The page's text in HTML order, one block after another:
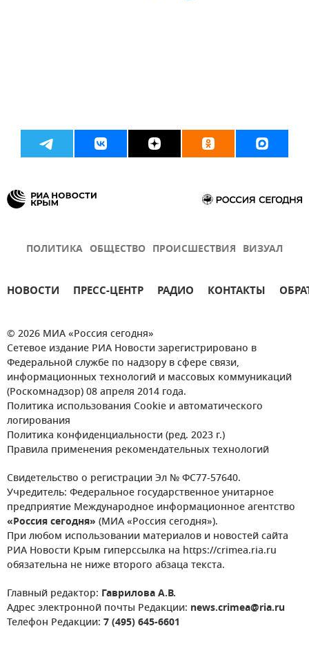
ПОЛИТИКА ОБЩЕСТВО ПРОИСШЕСТВИЯ ВИЗУАЛ
НОВОСТИ ПРЕСС-ЦЕНТР РАДИО КОНТАКТЫ
© 2026 МИА «Россия сегодня»
Сетевое издание РИА Новости зарегистрировано в
Федеральной службе по надзору в сфере связи,
информационных технологий и массовых коммуникаций
(Роскомнадзор) 08 апреля 2014 года.
Политика использования Cookie и автоматического
логирования
Политика конфиденциальности (ред. 2023 г.)
Правила применения рекомендательных технологий
Свидетельство о регистрации Эл № ФС77-57640.
Учредитель: Федеральное государственное унитарное
предприятие Международное информационное агентство
«Россия сегодня» (МИА «Россия сегодня»).
При любом использовании материалов и новостей сайта
РИА Новости Крым гиперссылка на https://crimea.ria.ru
обязательна не ниже второго абзаца текста.
Главный редактор: Гаврилова А.В.
Адрес электронной почты Редакции: news.crimea@ria.ru
Телефон Редакции: 7 (495) 645-6601